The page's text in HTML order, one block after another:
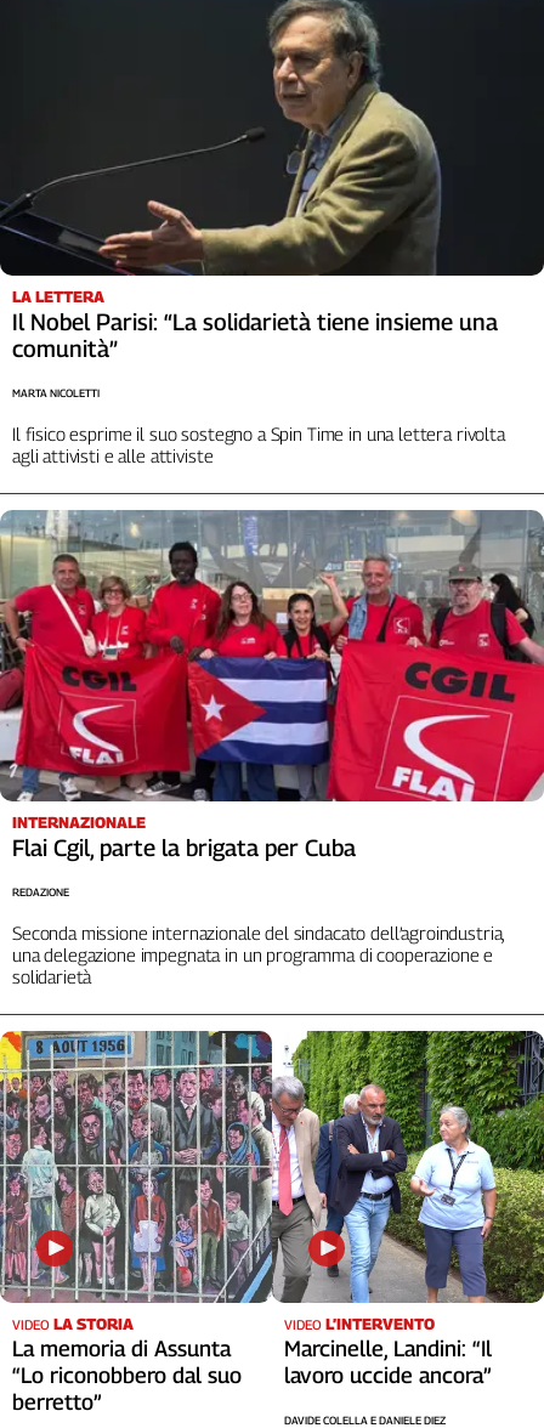
LA LETTERA
Il Nobel Parisi: “La solidarietà tiene insieme una
comunità”
Il fisico esprime il suo sostegno a Spin Time in una lettera rivolta
agli attivisti e alle attiviste
MARTA NICOLETTI
INTERNAZIONALE
Flai Cgil, parte la brigata per Cuba
Seconda missione internazionale del sindacato dell’agroindustria,
una delegazione impegnata in un programma di cooperazione e
solidarietà
REDAZIONE
VIDEO LA STORIA
La memoria di Assunta
“Lo riconobbero dal suo
berretto”
VIDEO L’INTERVENTO
Marcinelle, Landini: “Il
lavoro uccide ancora”
DAVIDE COLELLA E DANIELE DIEZ